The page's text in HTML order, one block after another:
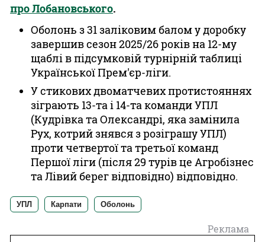
про Лобановського.
Оболонь з 31 заліковим балом у доробку
завершив сезон 2025/26 років на 12-му
щаблі в підсумковій турнірній таблиці
Української Прем'єр-ліги.
У стикових двоматчевих протистояннях
зіграють 13-та і 14-та команди УПЛ
(Кудрівка та Олександрі, яка замінила
Рух, котрий знявся з розіграшу УПЛ)
проти четвертої та третьої команд
Першої ліги (після 29 турів це Агробізнес
та Лівий берег відповідно) відповідно.
УПЛ Карпати Оболонь
Реклама